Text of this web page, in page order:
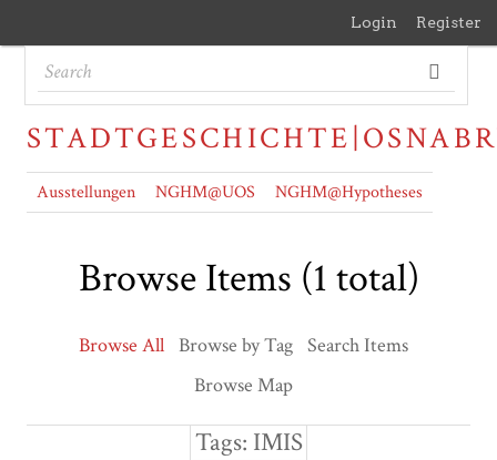
Login Register
Ausstellungen NGHM@UOS NGHM@Hypotheses
Browse Items (1 total)
Browse All Browse by Tag Search Items
Browse Map
Tags: IMIS